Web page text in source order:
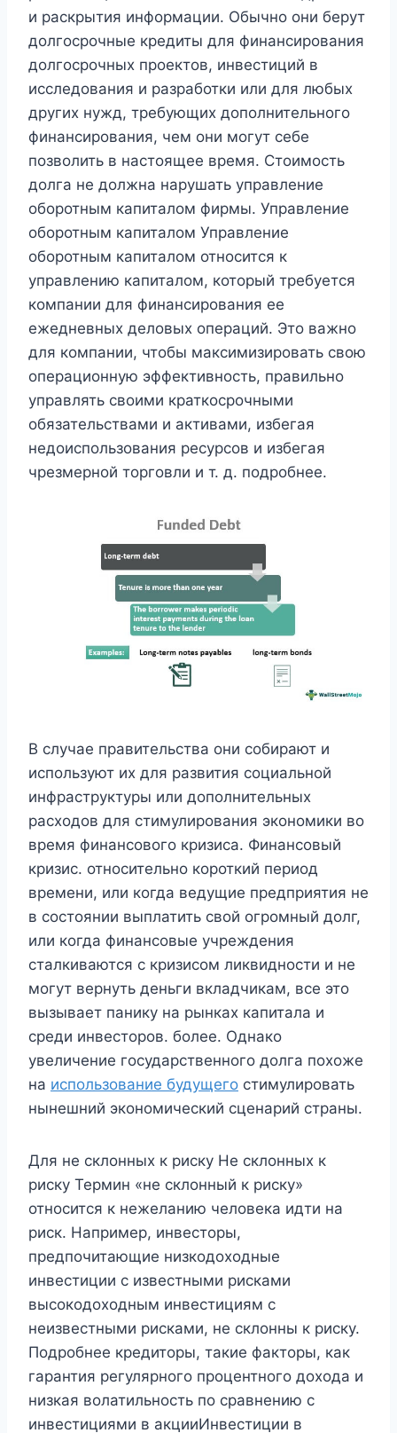
и раскрытия информации. Обычно они берут
долгосрочные кредиты для финансирования
долгосрочных проектов, инвестиций в
исследования и разработки или для любых
других нужд, требующих дополнительного
финансирования, чем они могут себе
позволить в настоящее время. Стоимость
долга не должна нарушать управление
оборотным капиталом фирмы. Управление
оборотным капиталом Управление
оборотным капиталом относится к
управлению капиталом, который требуется
компании для финансирования ее
ежедневных деловых операций. Это важно
для компании, чтобы максимизировать свою
операционную эффективность, правильно
управлять своими краткосрочными
обязательствами и активами, избегая
недоиспользования ресурсов и избегая
чрезмерной торговли и т. д. подробнее.
В случае правительства они собирают и
используют их для развития социальной
инфраструктуры или дополнительных
расходов для стимулирования экономики во
время финансового кризиса. Финансовый
кризис. относительно короткий период
времени, или когда ведущие предприятия не
в состоянии выплатить свой огромный долг,
или когда финансовые учреждения
сталкиваются с кризисом ликвидности и не
могут вернуть деньги вкладчикам, все это
вызывает панику на рынках капитала и
среди инвесторов. более. Однако
увеличение государственного долга похоже
на использование будущего стимулировать
нынешний экономический сценарий страны.
Для не склонных к риску Не склонных к
риску Термин «не склонный к риску»
относится к нежеланию человека идти на
риск. Например, инвесторы,
предпочитающие низкодоходные
инвестиции с известными рисками
высокодоходным инвестициям с
неизвестными рисками, не склонны к риску.
Подробнее кредиторы, такие факторы, как
гарантия регулярного процентного дохода и
низкая волатильность по сравнению с
инвестициями в акцииИнвестиции в